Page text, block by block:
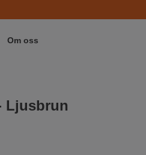
Om oss
Ljusbrun